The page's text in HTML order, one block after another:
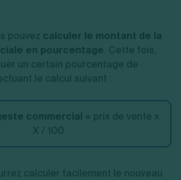
pouvez calculer le montant de la
en pourcentage. Cette fois,
un certain pourcentage de
le calcul suivant :
commercial = prix de vente x
X / 100
calculer facilement le nouveau